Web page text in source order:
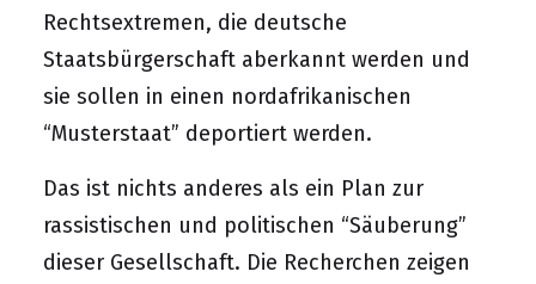
Rechtsextremen, die deutsche
Staatsbürgerschaft aberkannt werden und
sie sollen in einen nordafrikanischen
“Musterstaat” deportiert werden.
Das ist nichts anderes als ein Plan zur
rassistischen und politischen “Säuberung”
dieser Gesellschaft. Die Recherchen zeigen